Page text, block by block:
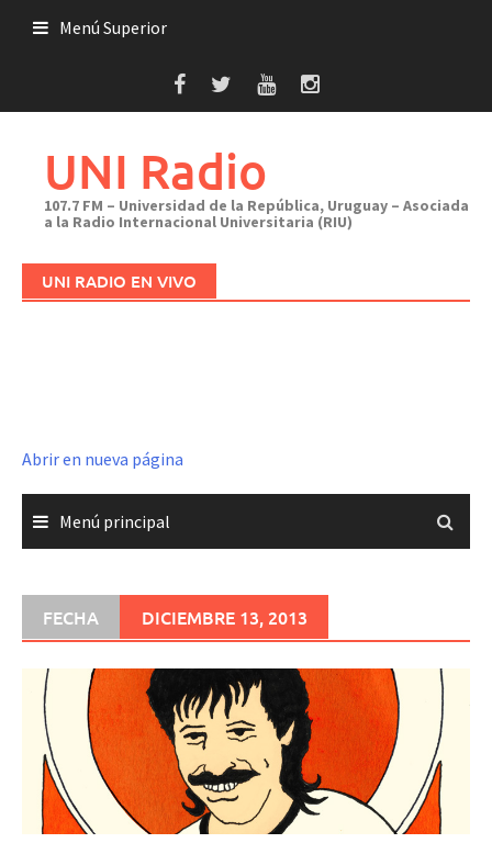
Menú Superior
UNI Radio
107.7 FM – Universidad de la República, Uruguay – Asociada
a la Radio Internacional Universitaria (RIU)
UNI RADIO EN VIVO
Abrir en nueva página
Menú principal
FECHA DICIEMBRE 13, 2013